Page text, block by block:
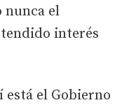
nunca el
interés
está el Gobierno